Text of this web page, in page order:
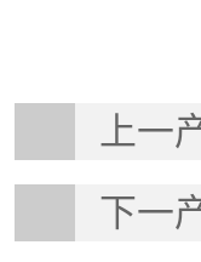
上一
下一